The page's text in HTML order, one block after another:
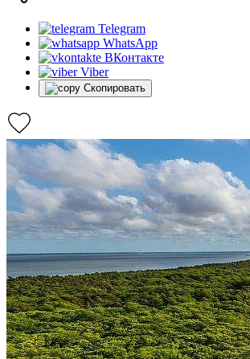
Telegram
WhatsApp
ВКонтакте
Viber
Скопировать